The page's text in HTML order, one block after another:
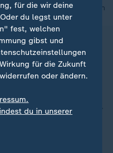
nach oben
für die wir deine
du legst unter
fest, welchen
gibst und
für die Zukunft
oder ändern.
du in unserer